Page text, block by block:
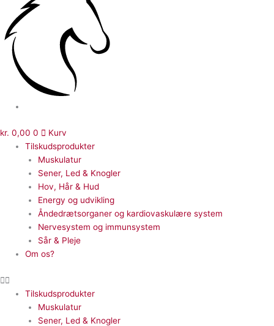
kr. 0,00 0
Kurv
Tilskudsprodukter
Muskulatur
Sener, Led & Knogler
Hov, Hår & Hud
Energy og udvikling
Åndedrætsorganer og kardiovaskulære system
Nervesystem og immunsystem
Sår & Pleje
Om os?
Tilskudsprodukter
Muskulatur
Sener, Led & Knogler